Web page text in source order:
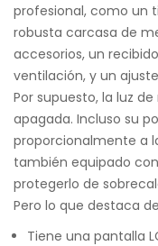
profesional, como un
robusta carcasa de
accesorios, un
ventilación, y un
Por supuesto, la luz
apagada. Incluso su
proporcionalmente a
también equipado
protegerlo de
Pero lo que destaca
Tiene una pantalla